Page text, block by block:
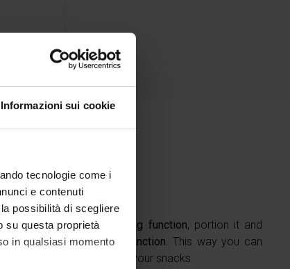
Informazioni sui cookie
tecnologie come i
e contenuti
possibilità di scegliere
su questa proprietà
in qualsiasi momento
Freddy’s rapid blast chilling function, portion it and
thedelicate freezing function. This way you can
months, always ready for your snacks.